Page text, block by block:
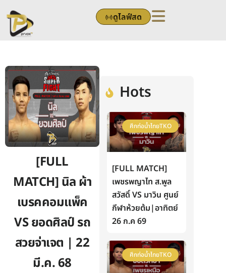
to
content
ดูไลฟ์สด
[FULL
MATCH] นิล ผ้า
เบรคคอมแพ็ค
VS ยอดศิลป์ รถ
สวยจ่าเจต | 22
มี.ค. 68
Hots
ศึกท่อน้ำไทยTKO
[FULL MATCH]
เพชรพญาไท ส.พูล
สวัสดิ์ VS มาวิน ศูนย์
กีฬาห้วยต้ม|อาทิตย์
26 ก.ค 69
ศึกท่อน้ำไทยTKO